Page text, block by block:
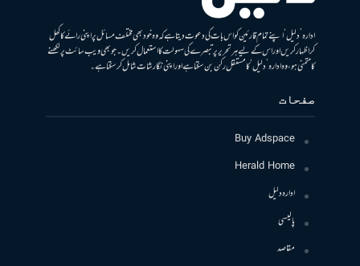
ادارہ ’دلیل‘ اپنے تمام قارئین کو اس بات کی دعوت دیتا ہے کہ وہ خود بھی مختلف مسائل پر اپنی رائے کا کھل
کر اظہار کریں اور اس کے لیے ہر تحریر پر تبصرے کی سہولت کا استعمال کریں۔ جو بھی ویب سائٹ پر لکھنے
کا متمنی ہو، وہ ادارہ ’دلیل‘ کا مستقل رکن بن سکتا ہے اور اپنی نگارشات شامل کرسکتا ہے۔
صفحات
Buy Adspace
Herald Home
ادارہ دلیل
پالیسی
مقاصد